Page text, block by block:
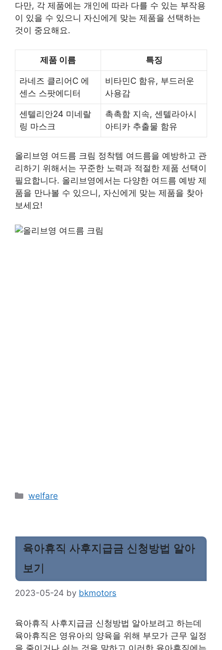
다만, 각 제품에는 개인에 따라 다를 수 있는 부작용
이 있을 수 있으니 자신에게 맞는 제품을 선택하는
것이 중요해요.
제품 이름 특징
라네즈 클리어C 에
센스 스팟에디터
비타민C 함유, 부드러운
사용감
센텔리안24 미네랄
링 마스크
촉촉함 지속, 센텔라아시
아티카 추출물 함유
올리브영 여드름 크림 정착템 여드름을 예방하고 관
리하기 위해서는 꾸준한 노력과 적절한 제품 선택이
필요합니다. 올리브영에서는 다양한 여드름 예방 제
품을 만나볼 수 있으니, 자신에게 맞는 제품을 찾아
보세요!
Categories
welfare
육아휴직 사후지급금 신청방법 알아
보기
2023-05-24 by bkmotors
육아휴직 사후지급금 신청방법 알아보려고 하는데
육아휴직은 영유아의 양육을 위해 부모가 근무 일정